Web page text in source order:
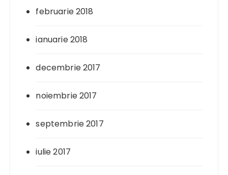
februarie 2018
ianuarie 2018
decembrie 2017
noiembrie 2017
septembrie 2017
iulie 2017